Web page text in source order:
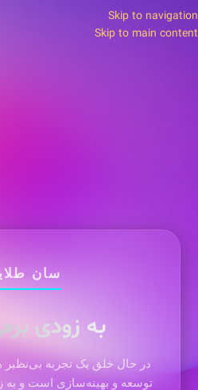
Skip to navigation
Skip to main content
سان
به زودی
در حال خلق یک تجربه
توسعه و بهینه‌سازی است و به